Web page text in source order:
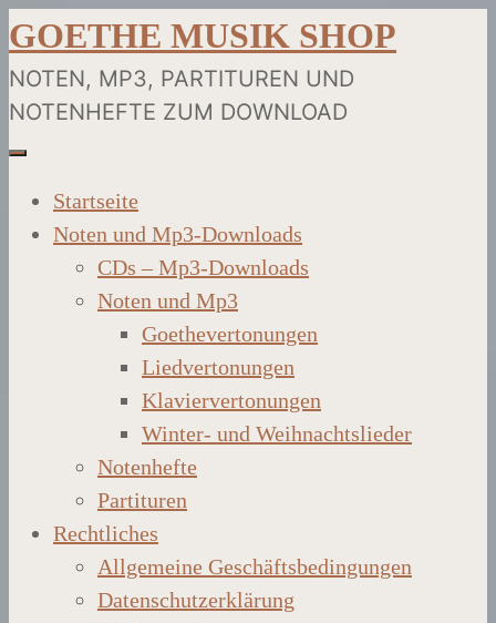
Skip
to
content
GOETHE MUSIK SHOP
NOTEN, MP3, PARTITUREN UND
NOTENHEFTE ZUM DOWNLOAD
Startseite
Noten und Mp3-Downloads
CDs – Mp3-Downloads
Noten und Mp3
Goethevertonungen
Liedvertonungen
Klaviervertonungen
Winter- und Weihnachtslieder
Notenhefte
Partituren
Rechtliches
Allgemeine Geschäftsbedingungen
Datenschutzerklärung